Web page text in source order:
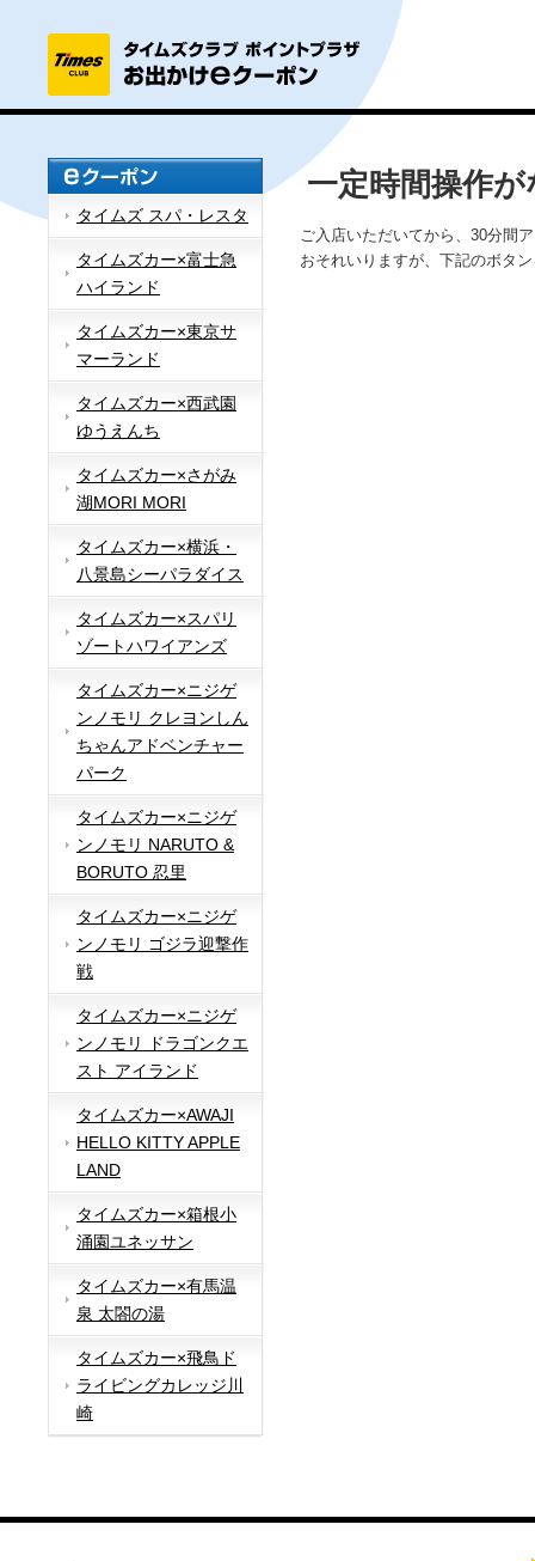
タイムズ スパ・レスタ
タイムズカー×富士急
ハイランド
タイムズカー×東京サ
マーランド
タイムズカー×西武園
ゆうえんち
タイムズカー×さがみ
湖MORI MORI
タイムズカー×横浜・
八景島シーパラダイス
タイムズカー×スパリ
ゾートハワイアンズ
タイムズカー×ニジゲ
ンノモリ クレヨンしん
ちゃんアドベンチャー
パーク
タイムズカー×ニジゲ
ンノモリ NARUTO &
BORUTO 忍里
タイムズカー×ニジゲ
ンノモリ ゴジラ迎撃作
戦
タイムズカー×ニジゲ
ンノモリ ドラゴンクエ
スト アイランド
タイムズカー×AWAJI
HELLO KITTY APPLE
LAND
タイムズカー×箱根小
涌園ユネッサン
タイムズカー×有馬温
泉 太閤の湯
タイムズカー×飛鳥ド
ライビングカレッジ川
崎
一定時間操作
ご入店いただいてから、30分間
おそれいりますが、下記のボタ